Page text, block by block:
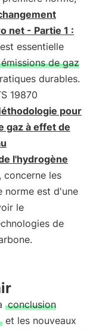
net - Partie 1 :
essentielle
de gaz
durables.
19870
pour
gaz à effet de
l'hydrogène
concerne les
norme est d'une
le
de
conclusion
et les nouveaux